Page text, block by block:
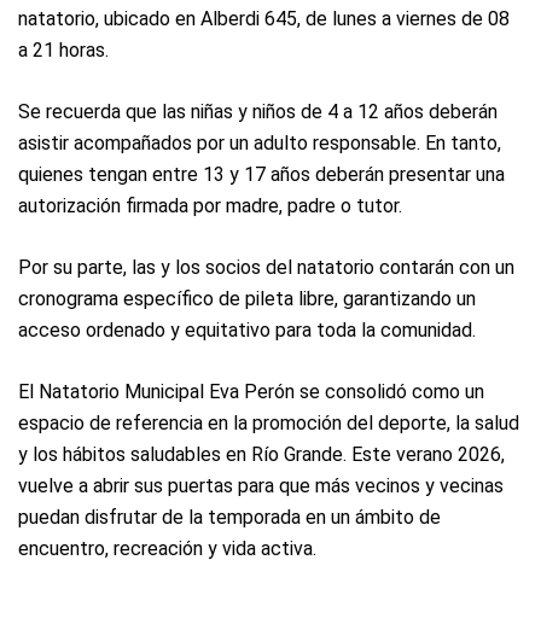
natatorio, ubicado en Alberdi 645, de lunes a viernes de 08
a 21 horas.
Se recuerda que las niñas y niños de 4 a 12 años deberán
asistir acompañados por un adulto responsable. En tanto,
quienes tengan entre 13 y 17 años deberán presentar una
autorización firmada por madre, padre o tutor.
Por su parte, las y los socios del natatorio contarán con un
cronograma específico de pileta libre, garantizando un
acceso ordenado y equitativo para toda la comunidad.
El Natatorio Municipal Eva Perón se consolidó como un
espacio de referencia en la promoción del deporte, la salud
y los hábitos saludables en Río Grande. Este verano 2026,
vuelve a abrir sus puertas para que más vecinos y vecinas
puedan disfrutar de la temporada en un ámbito de
encuentro, recreación y vida activa.